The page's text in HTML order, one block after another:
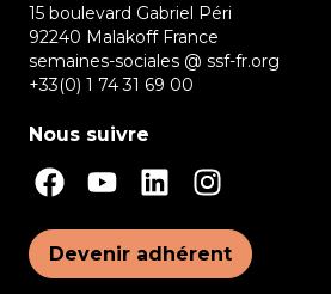
15 boulevard Gabriel Péri
92240 Malakoff France
semaines-sociales @ ssf-fr.org
+33(0) 1 74 31 69 00
Nous suivre
Devenir adhérent